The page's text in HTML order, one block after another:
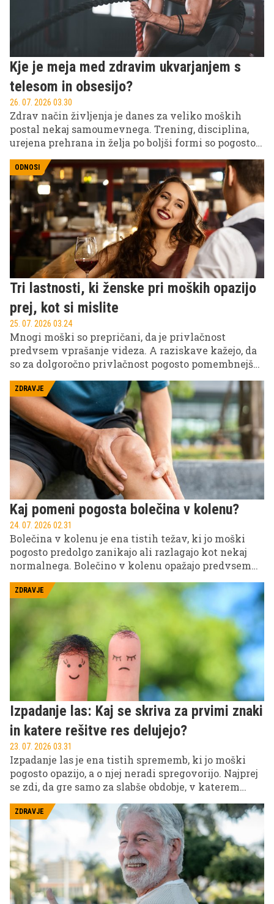
Kje je meja med zdravim ukvarjanjem s
telesom in obsesijo?
26. 07. 2026 03.30
Zdrav način življenja je danes za veliko moških
postal nekaj samoumevnega. Trening, disciplina,
urejena prehrana in želja po boljši formi so pogosto
samonadzora.
ODNOSI
Tri lastnosti, ki ženske pri moških opazijo
prej, kot si mislite
25. 07. 2026 03.24
Mnogi moški so prepričani, da je privlačnost
predvsem vprašanje videza. A raziskave kažejo, da
so za dolgoročno privlačnost pogosto pomembnejše
ali drag avtomobil.
ZDRAVJE
Kaj pomeni pogosta bolečina v kolenu?
24. 07. 2026 02.31
Bolečina v kolenu je ena tistih težav, ki jo moški
pogosto predolgo zanikajo ali razlagajo kot nekaj
normalnega. Bolečino v kolenu opažajo predvsem
po teku ali nogometu, včasih ob tem v kolenu
škripa ali pa celo zapeče. Dokler lahko hodite,
delate in trenirate, se zdi, da ni razloga za paniko.
Težava pa je v tem, da koleno redko začne boleti
brez razloga, še redkeje pa se kronična bolečina reši
tako, da jo dovolj dolgo ignorirate.
ZDRAVJE
Izpadanje las: Kaj se skriva za prvimi znaki
in katere rešitve res delujejo?
23. 07. 2026 03.31
Izpadanje las je ena tistih sprememb, ki jo moški
pogosto opazijo, a o njej neradi spregovorijo. Najprej
se zdi, da gre samo za slabše obdobje, v katerem
moški opažajo nekaj več las na blazini ali nekoliko
višjo čelno linijo. Za tem pa nastopi trenutek, ko
postane jasno, da se nekaj res spreminja, in takrat se
pogosto začne kaotično iskanje rešitev: šamponi,
olja, vitamini, masaže, serumi, nasveti s forumov in
obljube, ki zvenijo skoraj predobro, da bi bile
resnične.
ZDRAVJE